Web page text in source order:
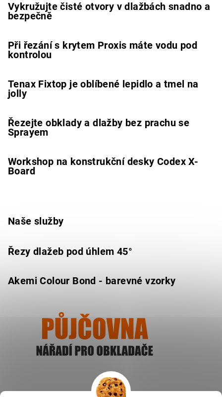
Vykružujte čisté otvory v dlažbách snadno a
bezpečně
Při řezání s krytem Proxis máte vodu pod
kontrolou
Tenax Fixtop je oblíbené lepidlo a tmel na
jolly
Řezejte obklady a dlažby bez prachu se
Sprayem
Workshop na konstrukční desky Codex X-
Board
Naše služby
Řezy dlažeb pod úhlem 45°
Akemi Colour Bond - barevné vzorky
Ukázat